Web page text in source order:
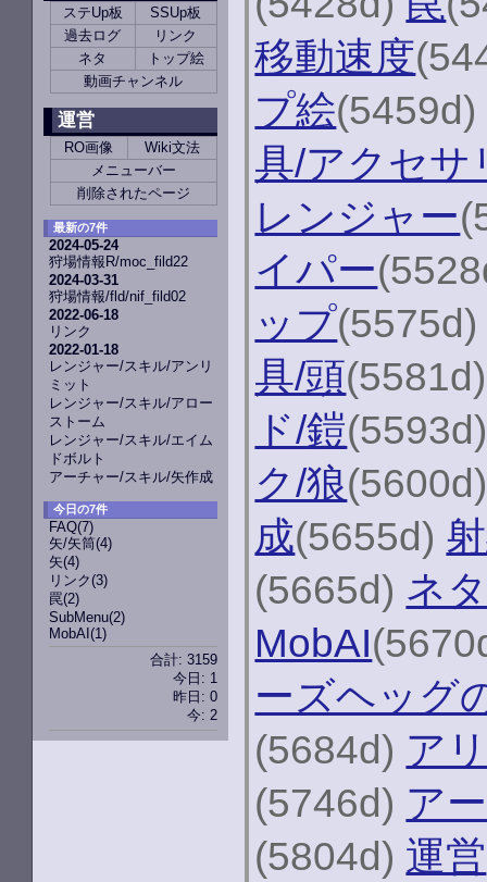
ステUp板
SSUp板
過去ログ
リンク
ネタ
トップ絵
動画チャンネル
運営
RO画像
Wiki文法
メニューバー
削除されたページ
最新の7件
2024-05-24
狩場情報R/moc_fild22
2024-03-31
狩場情報/fld/nif_fild02
2022-06-18
リンク
2022-01-18
レンジャー/スキル/アンリ
ミット
レンジャー/スキル/アロー
ストーム
レンジャー/スキル/エイム
ドボルト
アーチャー/スキル/矢作成
今日の7件
FAQ(7)
矢/矢筒(4)
矢(4)
リンク(3)
罠(2)
SubMenu(2)
MobAI(1)
合計: 3159
今日: 1
昨日: 0
今: 2
移動速度
プ絵(5459d)
具/アクセサ
レンジャー
イパー
ップ
具/頭
ド/鎧
ク/狼
成(5655d)
(5665d) ネ
MobAI
ーズヘッグ
(5684d) ア
(5746d) ア
(5804d) 運営